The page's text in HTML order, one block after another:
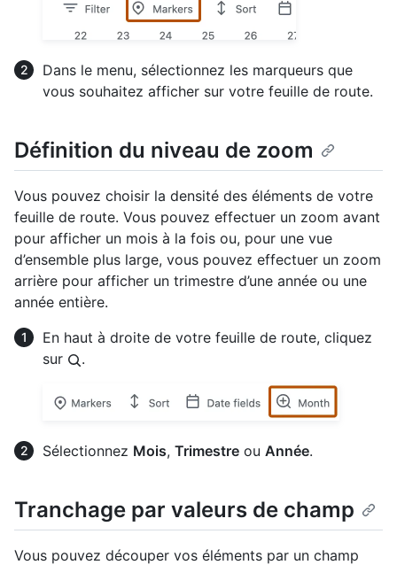
Dans le menu, sélectionnez les marqueurs que
vous souhaitez afficher sur votre feuille de route.
Définition du niveau de zoom
Vous pouvez choisir la densité des éléments de votre
feuille de route. Vous pouvez effectuer un zoom avant
pour afficher un mois à la fois ou, pour une vue
d’ensemble plus large, vous pouvez effectuer un zoom
arrière pour afficher un trimestre d’une année ou une
année entière.
En haut à droite de votre feuille de route, cliquez
sur
.
Sélectionnez Mois, Trimestre ou Année.
Tranchage par valeurs de champ
Vous pouvez découper vos éléments par un champ